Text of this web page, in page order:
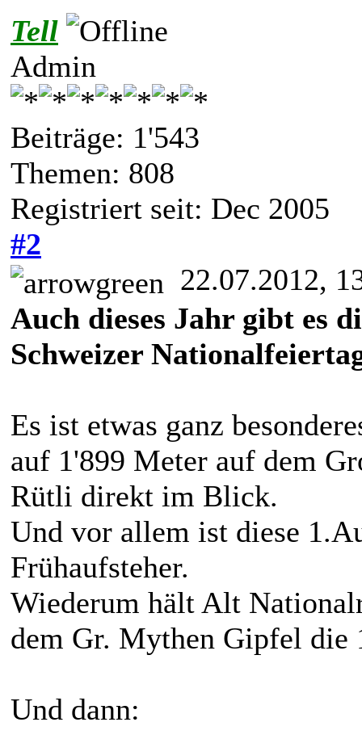
Tell
Admin
Beiträge: 1'543
Themen: 808
Registriert seit: Dec 2005
#2
22.07.2012,
Auch dieses Jahr gibt es
Schweizer
Es ist etwas ganz
auf 1'899 Meter auf dem
Rütli direkt im Blick.
Und vor allem ist diese
Frühaufsteher.
Wiederum hält Alt
dem Gr. Mythen Gipfel die
Und dann: